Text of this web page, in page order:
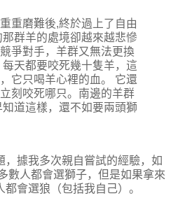
重磨難後,終於過上了自由
群羊的處境卻越來越悲慘
爭對手，羊群又無法更換
天都要咬死幾十隻羊，這
它只喝羊心裡的血。 它還
刻咬死哪只。南邊的羊群
道這樣，還不如要兩頭獅
，據我多次親自嘗試的經驗，如
數人都會選獅子，但是如果拿來
會選狼（包括我自己）。